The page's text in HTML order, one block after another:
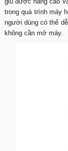
trong quá trình máy
người dùng có thể
không cần mở máy.